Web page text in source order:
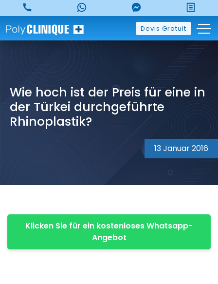
to
content
Devis Gratuit
Wie hoch ist der Preis für eine in
der Türkei durchgeführte
Rhinoplastik?
13 Januar 2016
Klicken Sie für ein kostenloses Whatsapp-
Angebot